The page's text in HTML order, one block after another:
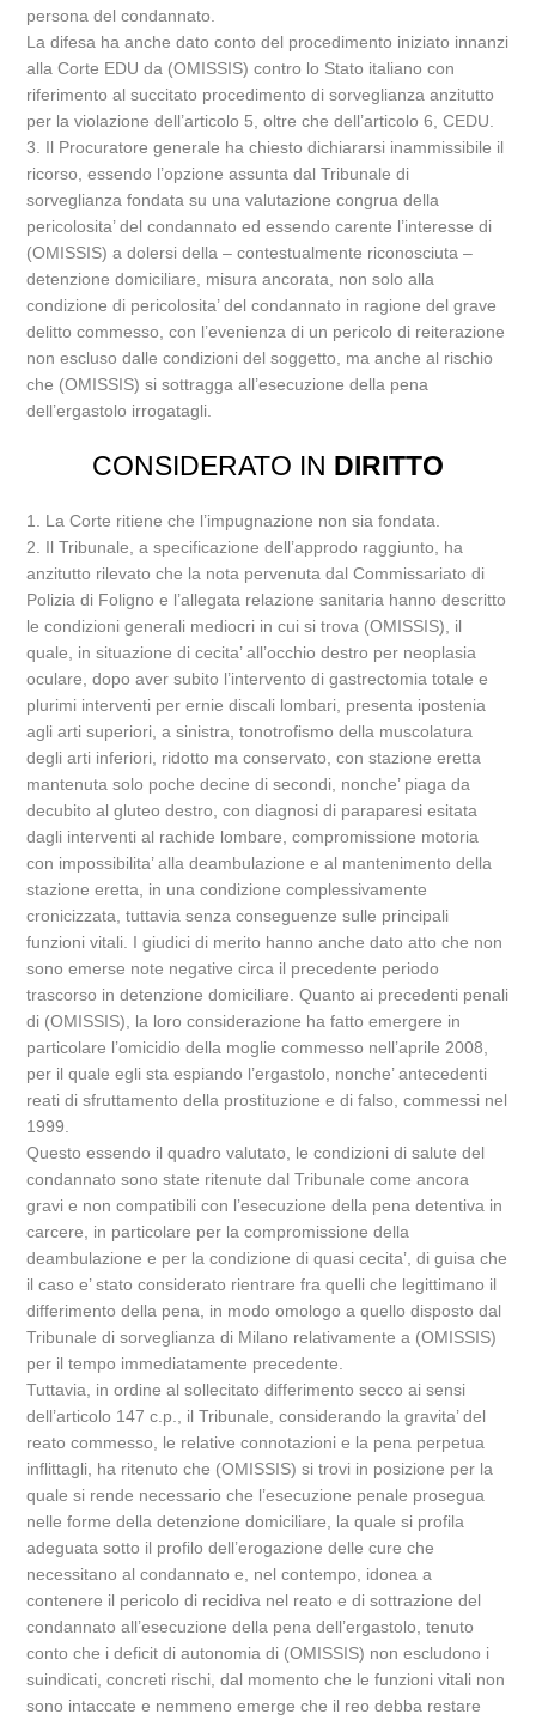
persona del condannato.
La difesa ha anche dato conto del procedimento iniziato innanzi
alla Corte EDU da (OMISSIS) contro lo Stato italiano con
riferimento al succitato procedimento di sorveglianza anzitutto
per la violazione dell’articolo 5, oltre che dell’articolo 6, CEDU.
3. Il Procuratore generale ha chiesto dichiararsi inammissibile il
ricorso, essendo l’opzione assunta dal Tribunale di
sorveglianza fondata su una valutazione congrua della
pericolosita’ del condannato ed essendo carente l’interesse di
(OMISSIS) a dolersi della – contestualmente riconosciuta –
detenzione domiciliare, misura ancorata, non solo alla
condizione di pericolosita’ del condannato in ragione del grave
delitto commesso, con l’evenienza di un pericolo di reiterazione
non escluso dalle condizioni del soggetto, ma anche al rischio
che (OMISSIS) si sottragga all’esecuzione della pena
dell’ergastolo irrogatagli.
CONSIDERATO IN DIRITTO
1. La Corte ritiene che l’impugnazione non sia fondata.
2. Il Tribunale, a specificazione dell’approdo raggiunto, ha
anzitutto rilevato che la nota pervenuta dal Commissariato di
Polizia di Foligno e l’allegata relazione sanitaria hanno descritto
le condizioni generali mediocri in cui si trova (OMISSIS), il
quale, in situazione di cecita’ all’occhio destro per neoplasia
oculare, dopo aver subito l’intervento di gastrectomia totale e
plurimi interventi per ernie discali lombari, presenta ipostenia
agli arti superiori, a sinistra, tonotrofismo della muscolatura
degli arti inferiori, ridotto ma conservato, con stazione eretta
mantenuta solo poche decine di secondi, nonche’ piaga da
decubito al gluteo destro, con diagnosi di paraparesi esitata
dagli interventi al rachide lombare, compromissione motoria
con impossibilita’ alla deambulazione e al mantenimento della
stazione eretta, in una condizione complessivamente
cronicizzata, tuttavia senza conseguenze sulle principali
funzioni vitali. I giudici di merito hanno anche dato atto che non
sono emerse note negative circa il precedente periodo
trascorso in detenzione domiciliare. Quanto ai precedenti penali
di (OMISSIS), la loro considerazione ha fatto emergere in
particolare l’omicidio della moglie commesso nell’aprile 2008,
per il quale egli sta espiando l’ergastolo, nonche’ antecedenti
reati di sfruttamento della prostituzione e di falso, commessi nel
1999.
Questo essendo il quadro valutato, le condizioni di salute del
condannato sono state ritenute dal Tribunale come ancora
gravi e non compatibili con l’esecuzione della pena detentiva in
carcere, in particolare per la compromissione della
deambulazione e per la condizione di quasi cecita’, di guisa che
il caso e’ stato considerato rientrare fra quelli che legittimano il
differimento della pena, in modo omologo a quello disposto dal
Tribunale di sorveglianza di Milano relativamente a (OMISSIS)
per il tempo immediatamente precedente.
Tuttavia, in ordine al sollecitato differimento secco ai sensi
dell’articolo 147 c.p., il Tribunale, considerando la gravita’ del
reato commesso, le relative connotazioni e la pena perpetua
inflittagli, ha ritenuto che (OMISSIS) si trovi in posizione per la
quale si rende necessario che l’esecuzione penale prosegua
nelle forme della detenzione domiciliare, la quale si profila
adeguata sotto il profilo dell’erogazione delle cure che
necessitano al condannato e, nel contempo, idonea a
contenere il pericolo di recidiva nel reato e di sottrazione del
condannato all’esecuzione della pena dell’ergastolo, tenuto
conto che i deficit di autonomia di (OMISSIS) non escludono i
suindicati, concreti rischi, dal momento che le funzioni vitali non
sono intaccate e nemmeno emerge che il reo debba restare